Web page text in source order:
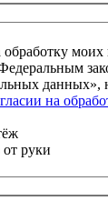
обработку
данных»,
на
руки